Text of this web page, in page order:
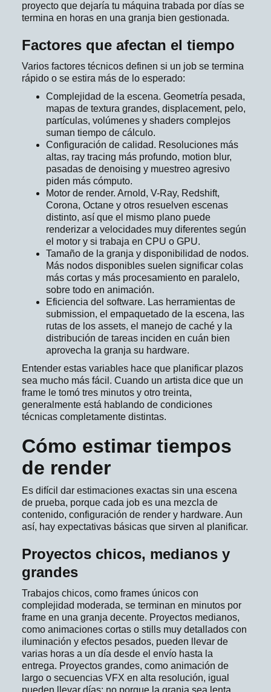
proyecto que dejaría tu máquina trabada por días se
termina en horas en una granja bien gestionada.
Factores que afectan el tiempo
Varios factores técnicos definen si un job se termina
rápido o se estira más de lo esperado:
Complejidad de la escena. Geometría pesada,
mapas de textura grandes, displacement, pelo,
partículas, volúmenes y shaders complejos
suman tiempo de cálculo.
Configuración de calidad. Resoluciones más
altas, ray tracing más profundo, motion blur,
pasadas de denoising y muestreo agresivo
piden más cómputo.
Motor de render. Arnold, V-Ray, Redshift,
Corona, Octane y otros resuelven escenas
distinto, así que el mismo plano puede
renderizar a velocidades muy diferentes según
el motor y si trabaja en CPU o GPU.
Tamaño de la granja y disponibilidad de nodos.
Más nodos disponibles suelen significar colas
más cortas y más procesamiento en paralelo,
sobre todo en animación.
Eficiencia del software. Las herramientas de
submission, el empaquetado de la escena, las
rutas de los assets, el manejo de caché y la
distribución de tareas inciden en cuán bien
aprovecha la granja su hardware.
Entender estas variables hace que planificar plazos
sea mucho más fácil. Cuando un artista dice que un
frame le tomó tres minutos y otro treinta,
generalmente está hablando de condiciones
técnicas completamente distintas.
Cómo estimar tiempos
de render
Es difícil dar estimaciones exactas sin una escena
de prueba, porque cada job es una mezcla de
contenido, configuración de render y hardware. Aun
así, hay expectativas básicas que sirven al planificar.
Proyectos chicos, medianos y
grandes
Trabajos chicos, como frames únicos con
complejidad moderada, se terminan en minutos por
frame en una granja decente. Proyectos medianos,
como animaciones cortas o stills muy detallados con
iluminación y efectos pesados, pueden llevar de
varias horas a un día desde el envío hasta la
entrega. Proyectos grandes, como animación de
largo o secuencias VFX en alta resolución, igual